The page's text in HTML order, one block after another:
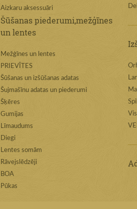
Aizkaru aksessuāri
Šūšanas piederumi,mežģīnes
un lentes
Mežģīnes un lentes
PRIEVĪTES
Šūšanas un izšūšanas adatas
Šujmašīnu adatas un piederumi
Šķēres
Gumijas
Līmaudums
Diegi
Lentes somām
Rāvejslēdzēji
BOA
Pūkas